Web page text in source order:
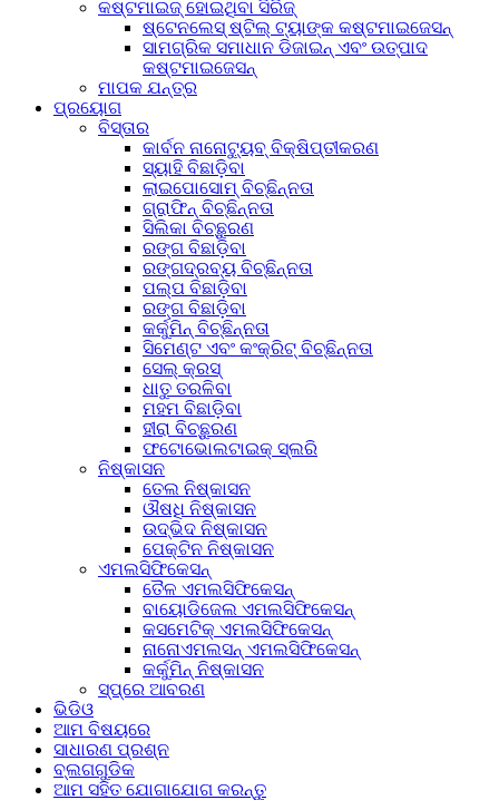
କଷ୍ଟମାଇଜ୍ ହୋଇଥିବା ସିରିଜ୍
ଷ୍ଟେନଲେସ୍ ଷ୍ଟିଲ୍ ଟ୍ୟାଙ୍କ କଷ୍ଟମାଇଜେସନ୍
ସାମଗ୍ରିକ ସମାଧାନ ଡିଜାଇନ୍ ଏବଂ ଉତ୍ପାଦ
କଷ୍ଟମାଇଜେସନ୍
ମାପକ ଯନ୍ତ୍ର
ପ୍ରୟୋଗ
ବିସ୍ତାର
କାର୍ବନ ନାନୋଟ୍ୟୁବ୍ ବିକ୍ଷିପ୍ତୀକରଣ
ସ୍ୟାହି ବିଛାଡ଼ିବା
ଲାଇପୋସୋମ୍ ବିଚ୍ଛିନ୍ନତା
ଗ୍ରାଫିନ୍ ବିଚ୍ଛିନ୍ନତା
ସିଲିକା ବିଚ୍ଛୁରଣ
ରଙ୍ଗ ବିଛାଡ଼ିବା
ରଙ୍ଗଦ୍ରବ୍ୟ ବିଚ୍ଛିନ୍ନତା
ପଲ୍ପ ବିଛାଡ଼ିବା
ରଙ୍ଗ ବିଛାଡ଼ିବା
କର୍କୁମିନ୍ ବିଚ୍ଛିନ୍ନତା
ସିମେଣ୍ଟ ଏବଂ କଂକ୍ରିଟ୍ ବିଚ୍ଛିନ୍ନତା
ସେଲ୍ କ୍ରସ୍
ଧାତୁ ତରଳିବା
ମହମ ବିଛାଡ଼ିବା
ହୀରା ବିଚ୍ଛୁରଣ
ଫଟୋଭୋଲଟାଇକ୍ ସ୍ଲରି
ନିଷ୍କାସନ
ତେଲ ନିଷ୍କାସନ
ଔଷଧି ନିଷ୍କାସନ
ଉଦ୍ଭିଦ ନିଷ୍କାସନ
ପେକ୍ଟିନ ନିଷ୍କାସନ
ଏମଲସିଫିକେସନ୍
ତୈଳ ଏମଲସିଫିକେସନ୍
ବାୟୋଡିଜେଲ ଏମଲସିଫିକେସନ୍
କସମେଟିକ୍ ଏମଲସିଫିକେସନ୍
ନାନୋଏମଲସନ୍ ଏମଲସିଫିକେସନ୍
କର୍କୁମିନ୍ ନିଷ୍କାସନ
ସ୍ପ୍ରେ ଆବରଣ
ଭିଡିଓ
ଆମ ବିଷୟରେ
ସାଧାରଣ ପ୍ରଶ୍ନ
ବ୍ଲଗଗୁଡିକ
ଆମ ସହିତ ଯୋଗାଯୋଗ କରନ୍ତୁ